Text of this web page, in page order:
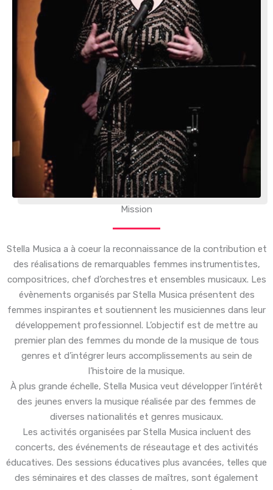
Mission
Stella Musica a à coeur la reconnaissance de la contribution et
des réalisations de remarquables femmes instrumentistes,
compositrices, chef d’orchestres et ensembles musicaux. Les
évènements organisés par Stella Musica présentent des
femmes inspirantes et soutiennent les musiciennes dans leur
développement professionnel. L’objectif est de mettre au
premier plan des femmes du monde de la musique de tous
genres et d’intégrer leurs accomplissements au sein de
l’histoire de la musique.
À plus grande échelle, Stella Musica veut développer l’intérêt
des jeunes envers la musique réalisée par des femmes de
diverses nationalités et genres musicaux.
Les activités organisées par Stella Musica incluent des
concerts, des événements de réseautage et des activités
éducatives. Des sessions éducatives plus avancées, telles que
des séminaires et des classes de maîtres, sont également